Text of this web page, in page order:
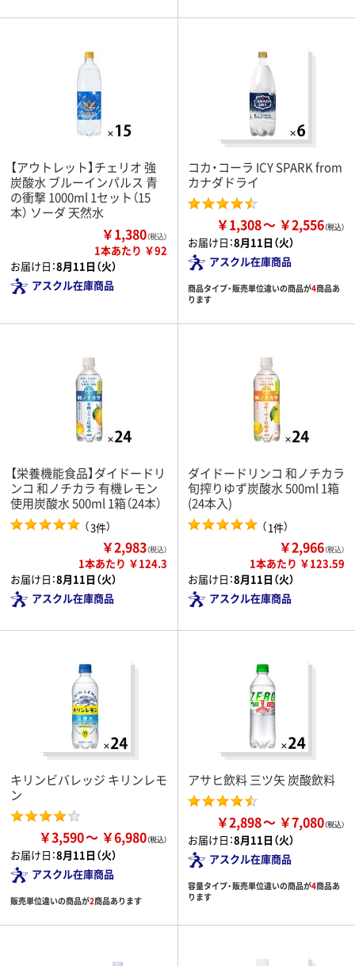
【アウトレット】チェリオ 強
炭酸水 ブルーインパルス 青
の衝撃 1000ml 1セット（15
本） ソーダ 天然水
￥1,380（税込）
1本あたり ￥92
お届け日：8月11日（火）
アスクル在庫商品
コカ・コーラ ICY SPARK from
カナダドライ
￥1,308 ￥2,556
お届け日：8月11日（火）
アスクル在庫商品
商品タイプ・販売単位違いの商品が4商品あ
ります
【栄養機能食品】ダイドードリ
ンコ 和ノチカラ 有機レモン
使用炭酸水 500ml 1箱（24本）
（3件）
￥2,983（税込）
1本あたり ￥124.3
お届け日：8月11日（火）
アスクル在庫商品
ダイドードリンコ 和ノチカラ
旬搾りゆず炭酸水 500ml 1箱
(24本入)
（1件）
￥2,966（税込）
1本あたり ￥123.59
お届け日：8月11日（火）
アスクル在庫商品
キリンビバレッジ キリンレモ
ン
￥3,590 ￥6,980
お届け日：8月11日（火）
アスクル在庫商品
販売単位違いの商品が2商品あります
アサヒ飲料 三ツ矢 炭酸飲料
￥2,898 ￥7,080
お届け日：8月11日（火）
アスクル在庫商品
容量タイプ・販売単位違いの商品が4商品あ
ります